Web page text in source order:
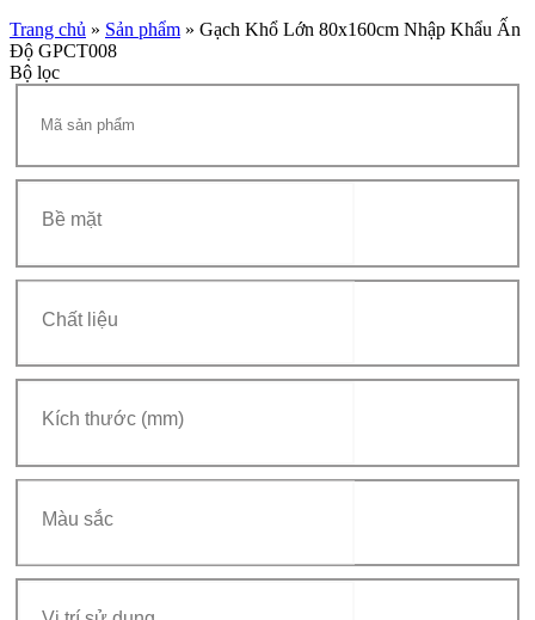
Trang chủ » Sản phẩm » Gạch Khổ Lớn 80x160cm Nhập Khẩu Ấn
Độ GPCT008
Bộ lọc